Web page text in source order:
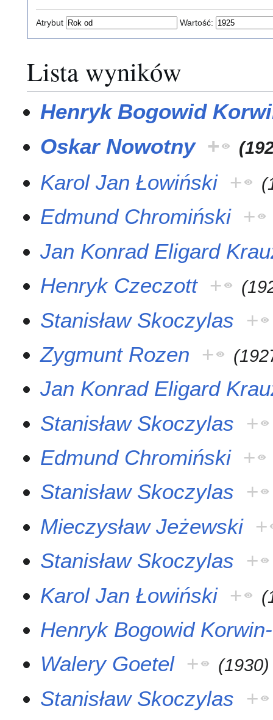
Atrybut Wartość:
Lista wyników
Henryk Bogowid
Oskar Nowotny + (
Karol Jan Łowiński + (
Edmund Chromiński +
Jan Konrad Eligard
Henryk Czeczott + (
Stanisław Skoczylas +
Zygmunt Rozen + (
Jan Konrad Eligard
Stanisław Skoczylas +
Edmund Chromiński +
Stanisław Skoczylas +
Mieczysław Jeżewski +
Stanisław Skoczylas +
Karol Jan Łowiński + (
Henryk Bogowid
Walery Goetel + (1930)
Stanisław Skoczylas +